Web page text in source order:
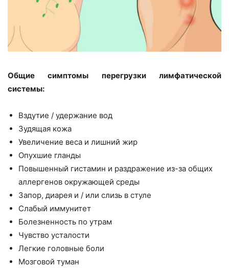
Общие симптомы перегрузки лимфатической
системы:
Вздутие / удержание вод
Зудящая кожа
Увеличение веса и лишний жир
Опухшие гланды
Повышенный гистамин и раздражение из-за общих
аллергенов окружающей среды
Запор, диарея и / или слизь в стуле
Слабый иммунитет
Болезненность по утрам
Чувство усталости
Легкие головные боли
Мозговой туман